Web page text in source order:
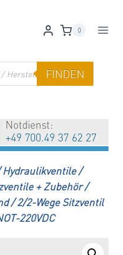
0
FINDEN
Notdienst:
+49 700.49 37 62 27
Hydraulikventile /
+ Zubehör /
/ 2/2-Wege Sitzventil
220VDC